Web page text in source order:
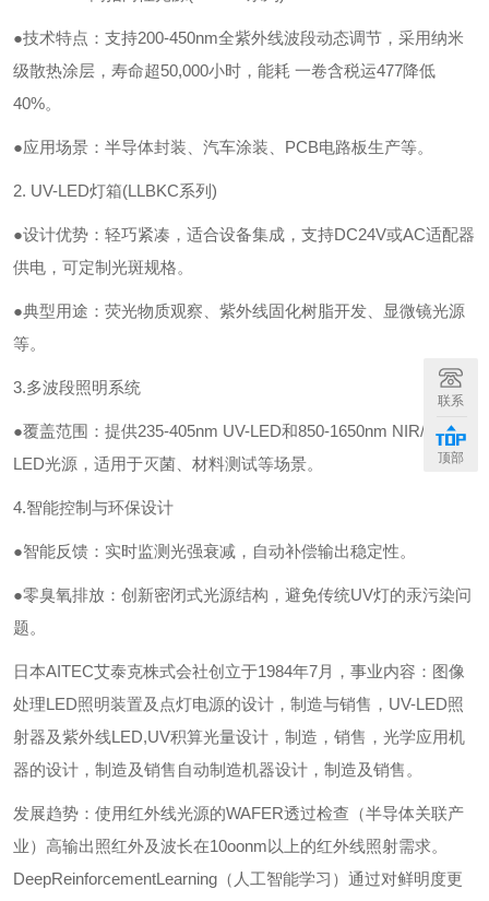
●技术特点：支持200-450nm全紫外线波段动态调节，采用纳米
级散热涂层，寿命超50,000小时，能耗 一卷含税运477降低
40%。
●应用场景：半导体封装、汽车涂装、PCB电路板生产等。
2. UV-LED灯箱(LLBKC系列)
●设计优势：轻巧紧凑，适合设备集成，支持DC24V或AC适配器
供电，可定制光斑规格。
●典型用途：荧光物质观察、紫外线固化树脂开发、显微镜光源
等。
3.多波段照明系统
●覆盖范围：提供235-405nm UV-LED和850-1650nm NIR/SWIR-
LED光源，适用于灭菌、材料测试等场景。
4.智能控制与环保设计
●智能反馈：实时监测光强衰减，自动补偿输出稳定性。
●零臭氧排放：创新密闭式光源结构，避免传统UV灯的汞污染问
题。
日本AITEC艾泰克株式会社创立于1984年7月，事业内容：图像
处理LED照明装置及点灯电源的设计，制造与销售，UV-LED照
射器及紫外线LED,UV积算光量设计，制造，销售，光学应用机
器的设计，制造及销售自动制造机器设计，制造及销售。
发展趋势：使用红外线光源的WAFER透过检查（半导体关联产
业）高输出照红外及波长在10oonm以上的红外线照射需求。
DeepReinforcementLearning（人工智能学习）通过对鲜明度更
联系
顶部